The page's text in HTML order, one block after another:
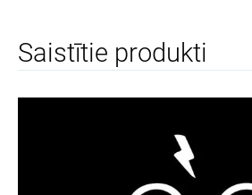
Saistītie produkti